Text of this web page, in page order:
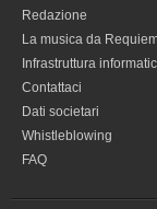
Redazione
La musica da
Infrastruttura
Contattaci
Dati societari
Whistleblowing
FAQ